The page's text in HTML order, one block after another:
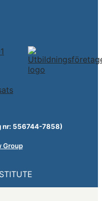
nr: 556744-7858)
Group